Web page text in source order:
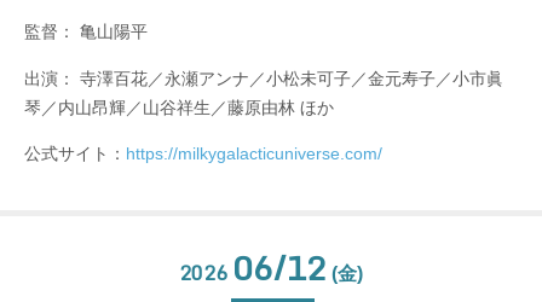
監督： 亀山陽平
出演： 寺澤百花／永瀬アンナ／小松未可子／金元寿子／小市眞
琴／内山昂輝／山谷祥生／藤原由林 ほか
公式サイト： https://milkygalacticuniverse.com/
2026 06/12 (金)